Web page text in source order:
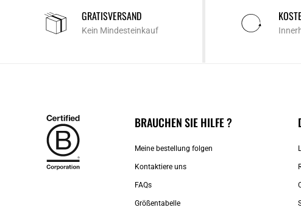
GRATISVERSAND
Kein Mindesteinkauf
BRAUCHEN SIE HILFE ?
Meine bestellung folgen
Kontaktiere uns​
FAQs
Größentabelle